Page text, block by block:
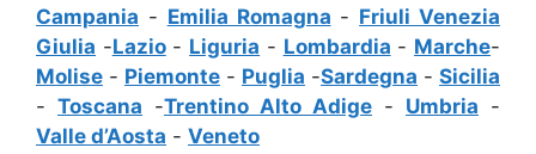
Campania - Emilia Romagna - Friuli Venezia
Giulia -Lazio- Liguria - Lombardia - Marche-
Molise - Piemonte - Puglia -Sardegna - Sicilia
- Toscana -Trentino Alto Adige - Umbria -
Valle d’Aosta - Veneto